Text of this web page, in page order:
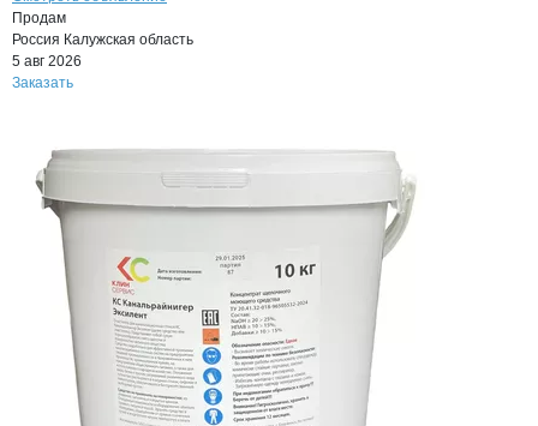
Продам
Россия Калужская область
5 авг 2026
Заказать